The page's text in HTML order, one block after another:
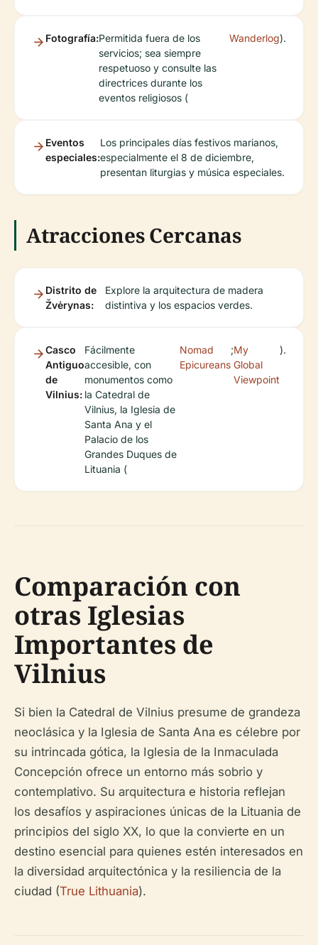
Fotografía:Permitida fuera de los
servicios; sea siempre
respetuoso y consulte las
directrices durante los
eventos religiosos (
Wanderlog).
Eventos
especiales:
Los principales días festivos marianos,
especialmente el 8 de diciembre,
presentan liturgias y música especiales.
Atracciones Cercanas
Distrito de
Žvėrynas:
Explore la arquitectura de madera
distintiva y los espacios verdes.
Casco
Antiguo
de
Vilnius:
Fácilmente
accesible, con
monumentos como
la Catedral de
Vilnius, la Iglesia de
Santa Ana y el
Palacio de los
Grandes Duques de
Lituania (
Nomad
Epicureans
;My
Global
Viewpoint
).
Comparación con
otras Iglesias
Importantes de
Vilnius
Si bien la Catedral de Vilnius presume de grandeza
neoclásica y la Iglesia de Santa Ana es célebre por
su intrincada gótica, la Iglesia de la Inmaculada
Concepción ofrece un entorno más sobrio y
contemplativo. Su arquitectura e historia reflejan
los desafíos y aspiraciones únicas de la Lituania de
principios del siglo XX, lo que la convierte en un
destino esencial para quienes estén interesados en
la diversidad arquitectónica y la resiliencia de la
ciudad (True Lithuania).